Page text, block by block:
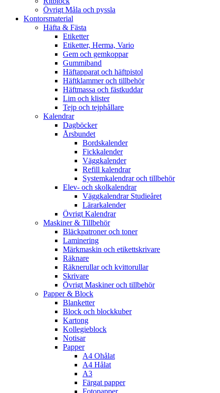
Övrigt Måla och pyssla
Kontorsmaterial
Häfta & Fästa
Etiketter
Etiketter, Herma, Vario
Gem och gemkoppar
Gummiband
Häftapparat och häftpistol
Häftklammer och tillbehör
Häftmassa och fästkuddar
Lim och klister
Tejp och tejphållare
Kalendrar
Dagböcker
Årsbundet
Bordskalender
Fickkalender
Väggkalender
Refill kalendrar
Systemkalendrar och tillbehör
Elev- och skolkalendrar
Väggkalendrar Studieåret
Lärarkalender
Övrigt Kalendrar
Maskiner & Tillbehör
Bläckpatroner och toner
Laminering
Märkmaskin och etikettskrivare
Räknare
Räknerullar och kvittorullar
Skrivare
Övrigt Maskiner och tillbehör
Papper & Block
Blanketter
Block och blockkuber
Kartong
Kollegieblock
Notisar
Papper
A4 Ohålat
A4 Hålat
A3
Färgat papper
Fotopapper